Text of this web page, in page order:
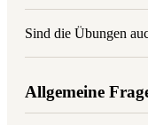
Sind die Übungen
Allgemeine